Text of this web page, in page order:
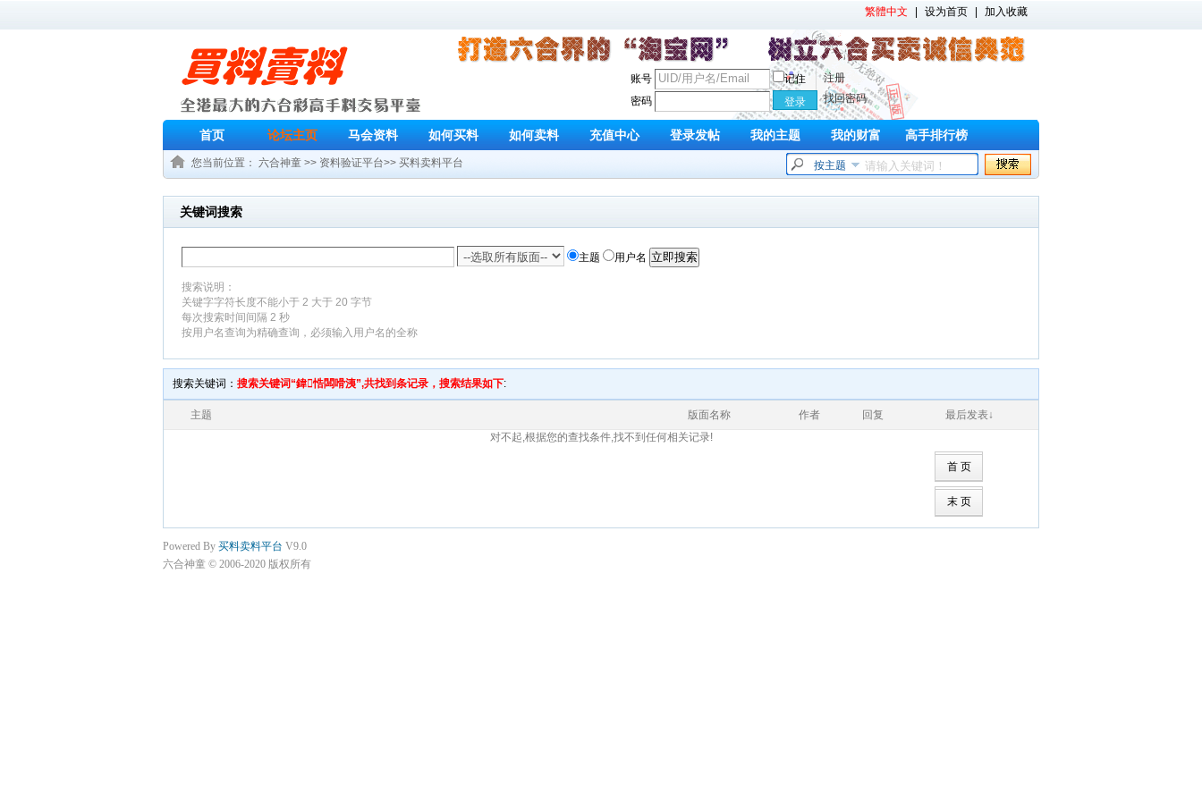
繁體中文 设为首页 加入收藏
注册
找回密码
账号
记住
密码
首页 论坛主页 马会资料 如何买料 如何卖料 充值中心 登录发帖 我的主题 我的财富 高手排行榜
您当前位置： 六合神童 >> 资料验证平台>> 买料卖料平台 按主题
关键词搜索
主题 用户名
搜索说明：
关键字字符长度不能小于 2 大于 20 字节
每次搜索时间间隔 2 秒
按用户名查询为精确查询，必须输入用户名的全称
搜索关键词： 搜索关键词“鍏悎闆嗗洟”,共找到条记录，搜索结果如下:
主题 版面名称 作者 回复
最后发表↓
对不起,根据您的查找条件,找不到任何相关记录!
首 页
末 页
Powered By 买料卖料平台 V9.0
六合神童 © 2006-2020 版权所有